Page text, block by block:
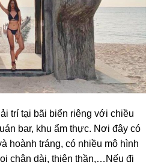
trí tại bãi biển riêng với chiều
bar, khu ẩm thực. Nơi đây có
hoành tráng, có nhiều mô hình
chân dài, thiên thần,…Nếu đi